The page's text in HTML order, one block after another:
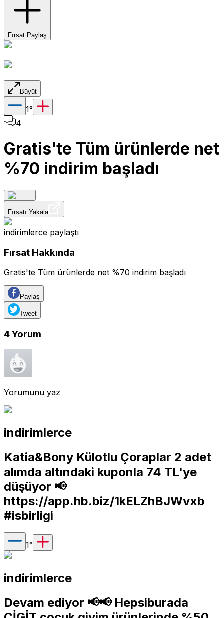
Fırsat Paylaş
Büyüt
1°
4
Gratis'te Tüm ürünlerde net
%70 indirim başladı
Fırsatı Yakala
indirimlerce paylaştı
Fırsat Hakkında
Gratis'te Tüm ürünlerde net %70 indirim başladı
Paylaş
Tweet
4Yorum
Yorumunu yaz
indirimlerce
Katia&Bony Külotlu Çoraplar 2 adet
alımda altındaki kuponla 74 TL'ye
düşüyor 📢
https://app.hb.biz/1kELZhBJWvxb
#isbirligi
1°
indirimlerce
Devam ediyor 📢📢 Hepsiburada